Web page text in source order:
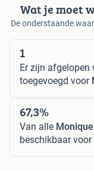
Wat je moet
De onderstaande
1
Er zijn afgelopen
toegevoegd voor
67,3%
Van alle
beschikbaar voor